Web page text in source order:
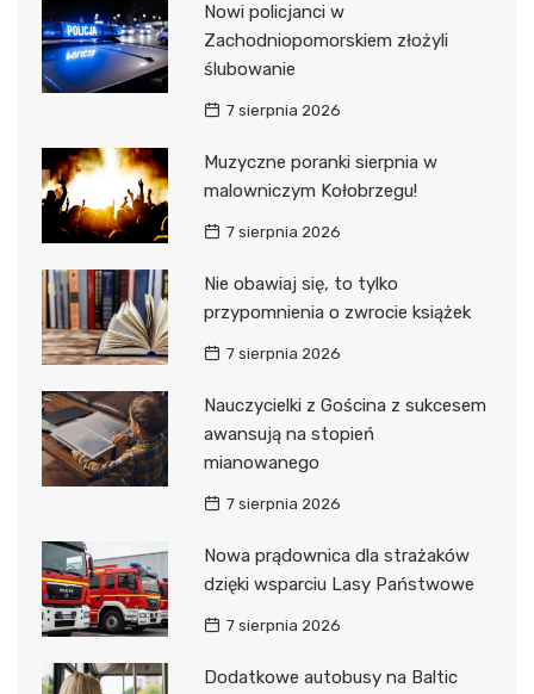
Nowi policjanci w
Zachodniopomorskiem złożyli
ślubowanie
7 sierpnia 2026
Muzyczne poranki sierpnia w
malowniczym Kołobrzegu!
7 sierpnia 2026
Nie obawiaj się, to tylko
przypomnienia o zwrocie książek
7 sierpnia 2026
Nauczycielki z Gościna z sukcesem
awansują na stopień
mianowanego
7 sierpnia 2026
Nowa prądownica dla strażaków
dzięki wsparciu Lasy Państwowe
7 sierpnia 2026
Dodatkowe autobusy na Baltic